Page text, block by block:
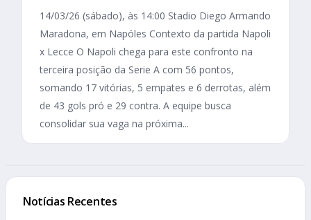
14/03/26 (sábado), às 14:00 Stadio Diego Armando
Maradona, em Napóles Contexto da partida Napoli
x Lecce O Napoli chega para este confronto na
terceira posição da Serie A com 56 pontos,
somando 17 vitórias, 5 empates e 6 derrotas, além
de 43 gols pró e 29 contra. A equipe busca
consolidar sua vaga na próxima...
Notícias Recentes